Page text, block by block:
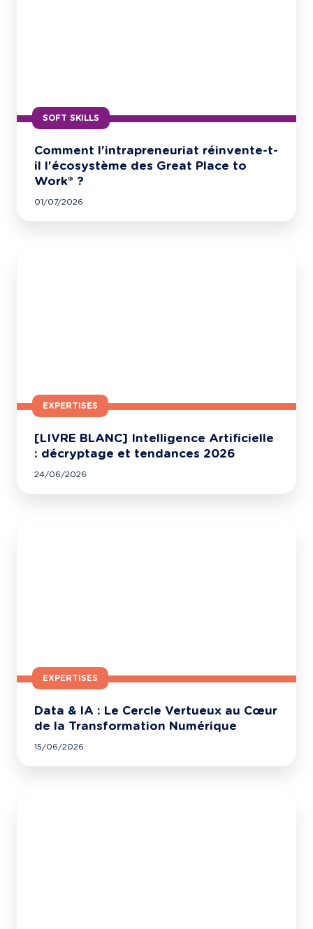
SOFT SKILLS
Comment l'intrapreneuriat réinvente-t-
il l'écosystème des Great Place to
Work® ?
01/07/2026
EXPERTISES
[LIVRE BLANC] Intelligence Artificielle
: décryptage et tendances 2026
24/06/2026
EXPERTISES
Data & IA : Le Cercle Vertueux au Cœur
de la Transformation Numérique
15/06/2026